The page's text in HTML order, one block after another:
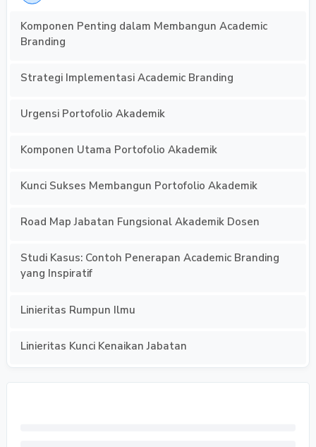
Komponen Penting dalam Membangun Academic
Branding
Strategi Implementasi Academic Branding
Urgensi Portofolio Akademik
Komponen Utama Portofolio Akademik
Kunci Sukses Membangun Portofolio Akademik
Road Map Jabatan Fungsional Akademik Dosen
Studi Kasus: Contoh Penerapan Academic Branding
yang Inspiratif
Linieritas Rumpun Ilmu
Linieritas Kunci Kenaikan Jabatan